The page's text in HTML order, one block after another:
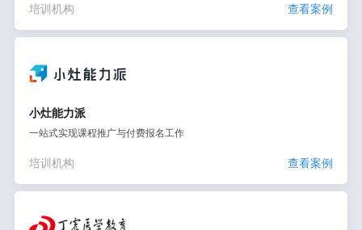
培训机构 查看案例
小灶能力派
一站式实现课程推广与付费报名工作
培训机构 查看案例